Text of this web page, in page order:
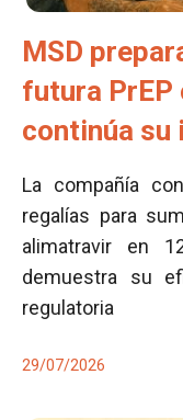
MSD
futura PrEP
continúa su
La compañía
regalías para
alimatravir en
demuestra su
regulatoria
29/07/2026